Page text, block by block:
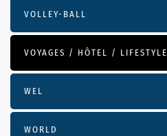
VOLLEY-BALL
VOYAGES / HÔTEL / LIFESTYLE
WEL
WORLD